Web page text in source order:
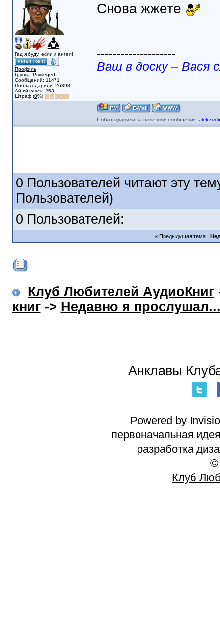
Гад я буду, если я ангел!
Профиль
Группа: Privileged
Сообщений: 11471
Поблагодарили: 26398
Ай-яй-юшек: 253
Штраф:(0%)
Снова жжете
--------------------
Ваш в доску – Вася
Поблагодарили за полезное сообщение:
0 Пользователей читают эту
Пользователей)
0 Пользователей:
« Предыдущая тема|
Клуб Любителей АудиоКниг
книг-> Недавно я прослушал...
Анклавы
Powered by
первоначальная
разработка
©
Клуб